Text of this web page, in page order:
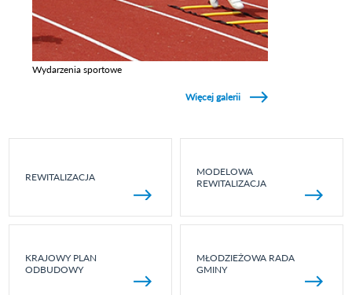
Wydarzenia sportowe
Więcej galerii
REWITALIZACJA
MODELOWA
REWITALIZACJA
KRAJOWY PLAN
ODBUDOWY
MŁODZIEŻOWA RADA
GMINY